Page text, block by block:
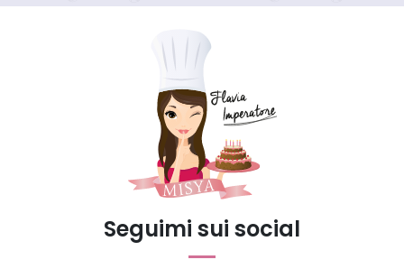
Seguimi sui social